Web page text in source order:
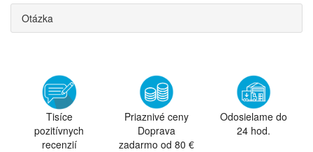
Otázka
Tisíce
pozitívnych
recenzií
Priaznivé ceny
Doprava
zadarmo od 80 €
Odosielame do
24 hod.